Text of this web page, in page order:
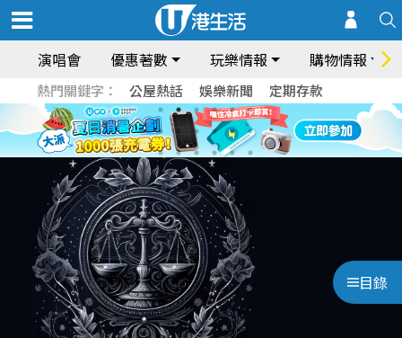
演唱會 優惠著數 玩樂情報 購物情報
熱門關鍵字： 公屋熱話 娛樂新聞 定期存款
目錄